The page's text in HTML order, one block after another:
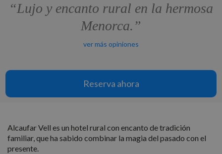
“Lujo y encanto rural en la hermosa
Menorca.”
ver más opiniones
Reserva ahora
Alcaufar Vell es un hotel rural con encanto de tradición
familiar, que ha sabido combinar la magia del pasado con el
presente.